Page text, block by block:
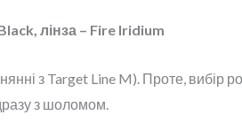
лінза – Fire Iridium
з Target Line M). Проте, вибір
з шоломом.